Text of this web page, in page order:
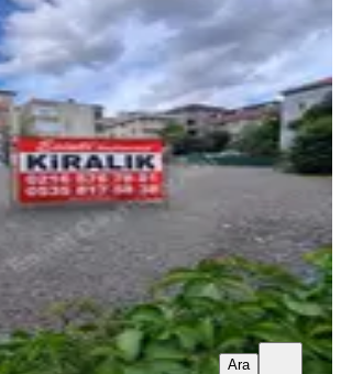
Kayışdağında 1050 M² Depo
Uygun Kiralık Arsa
Kayışdağı Mahallesi
m²·152/m² ·21.06.2026
₺
İlhami Akay
Ara